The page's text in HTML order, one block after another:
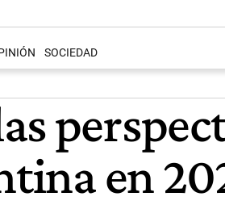
SOCIEDAD
en